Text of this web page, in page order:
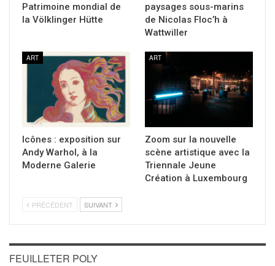
Patrimoine mondial de
la Völklinger Hütte
paysages sous-marins
de Nicolas Floc’h à
Wattwiller
ART
Icônes : exposition sur
Andy Warhol, à la
Moderne Galerie
ART
Zoom sur la nouvelle
scène artistique avec la
Triennale Jeune
Création à Luxembourg
PRÉCÉDENT SUIVANT
FEUILLETER POLY